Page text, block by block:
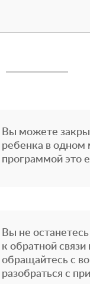
Вы можете
ребенка в одном
программой это
Вы не
к обратной
обращайтесь с
разобраться с